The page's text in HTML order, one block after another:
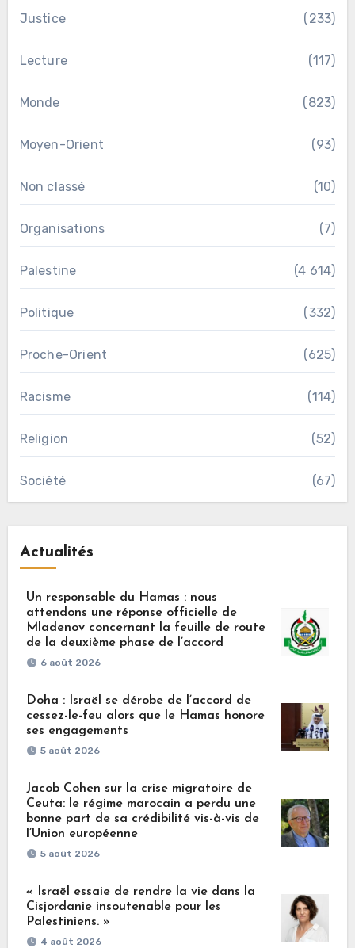
Justice (233)
Lecture (117)
Monde (823)
Moyen-Orient (93)
Non classé (10)
Organisations (7)
Palestine (4 614)
Politique (332)
Proche-Orient (625)
Racisme (114)
Religion (52)
Société (67)
Actualités
Un responsable du Hamas : nous
attendons une réponse officielle de
Mladenov concernant la feuille de route
de la deuxième phase de l’accord
6 août 2026
Doha : Israël se dérobe de l’accord de
cessez-le-feu alors que le Hamas honore
ses engagements
5 août 2026
Jacob Cohen sur la crise migratoire de
Ceuta: le régime marocain a perdu une
bonne part de sa crédibilité vis-à-vis de
l’Union européenne
5 août 2026
« Israël essaie de rendre la vie dans la
Cisjordanie insoutenable pour les
Palestiniens. »
4 août 2026